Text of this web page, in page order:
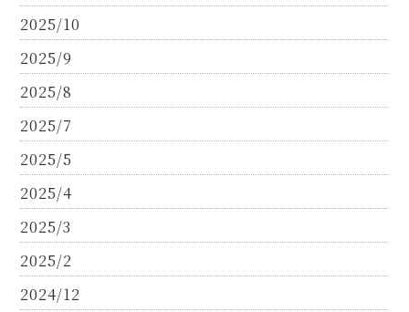
2025/10
2025/9
2025/8
2025/7
2025/5
2025/4
2025/3
2025/2
2024/12